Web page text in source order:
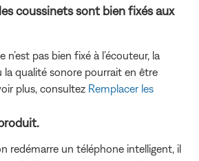
coussinets sont bien fixés aux
n’est pas bien fixé à l’écouteur, la
qualité sonore pourrait en être
plus, consultez Remplacer les
redémarre un téléphone intelligent, il